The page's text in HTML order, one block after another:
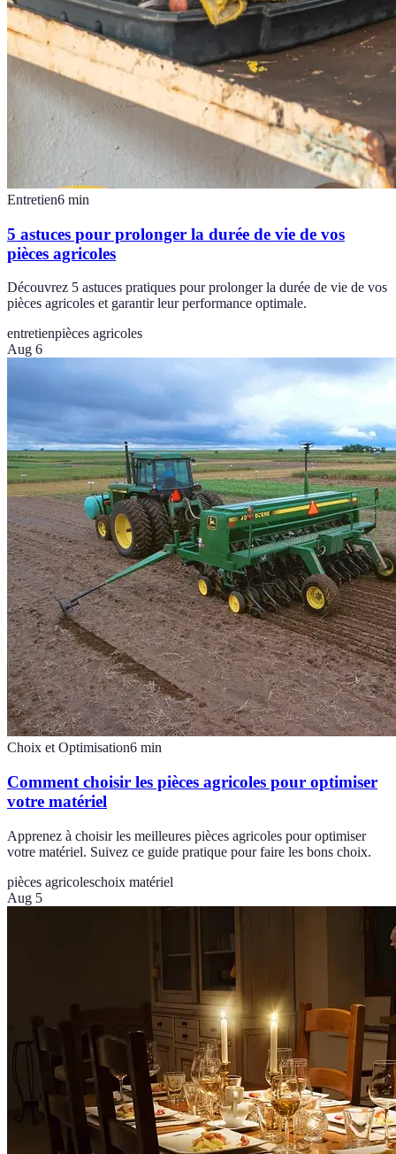
Entretien6 min
5 astuces pour prolonger la durée de vie de vos
pièces agricoles
Découvrez 5 astuces pratiques pour prolonger la durée de vie de vos
pièces agricoles et garantir leur performance optimale.
entretienpièces agricoles
Aug 6
Choix et Optimisation6 min
Comment choisir les pièces agricoles pour optimiser
votre matériel
Apprenez à choisir les meilleures pièces agricoles pour optimiser
votre matériel. Suivez ce guide pratique pour faire les bons choix.
pièces agricoleschoix matériel
Aug 5